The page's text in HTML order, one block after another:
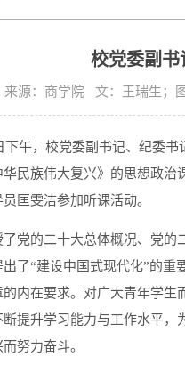
校党委副书
来源：商学院 文：王瑞生；
下午，校党委副书记、纪委
民族伟大复兴》的思想政
匡雯洁参加听课活动。
了党的二十大总体概况、党的
了“建设中国式现代化”的
的内在要求。对广大青年学
断提升学习能力与工作水平
努力奋斗。